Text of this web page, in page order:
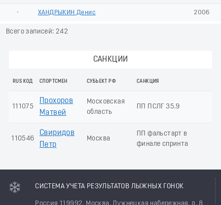
- ХАНДРЫКИН Денис 2006
Всего записей: 242
САНКЦИИ
RUS КОД СПОРТСМЕН СУБЬЕКТ РФ САНКЦИЯ
111075
Прохоров
Матвей
Московская
область
ПП ПСЛГ 35.9
110546
Свиридов
Петр
Москва
ПП фальстарт в
финале спринта
СИСТЕМА УЧЕТА РЕЗУЛЬТАТОВ ЛЫЖНЫХ ГОНОК